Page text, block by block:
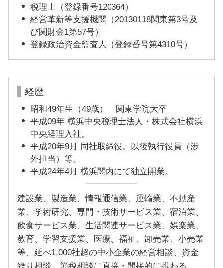
税理士（登録番号120364）
経営革新等支援機関（20130118関東第3号及
び関財金1第57号）
登録政治資金監査人（登録番号第4310号）
経歴
昭和49年生（49歳） 関東学院大卒
平成09年 横浜中央税理士法人・株式会社横浜
中央経理入社。
平成20年9月 同社取締役。以後執行役員（渉
外担当）等。
平成24年4月 横浜関内にて独立開業。
建設業、製造業、情報通信業、運輸業、不動産
業、学術研究、専門・技術サービス業、宿泊業、
飲食サービス業、生活関連サービス業、娯楽業、
教育、学習支援業、医療、福祉、卸売業、小売業
等、延べ1,000社超の中小企業の経営相談、資金
繰り相談、節税相談に直接・間接的に携わる。